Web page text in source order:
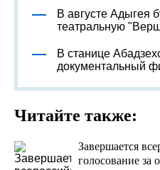
В августе Адыгея
театральную
В станице
документальный
Читайте также:
Завершается
голосование за